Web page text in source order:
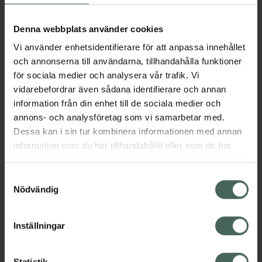
Denna webbplats använder cookies
Vi använder enhetsidentifierare för att anpassa innehållet
och annonserna till användarna, tillhandahålla funktioner
för sociala medier och analysera vår trafik. Vi
vidarebefordrar även sådana identifierare och annan
information från din enhet till de sociala medier och
annons- och analysföretag som vi samarbetar med.
Dessa kan i sin tur kombinera informationen med annan
information som du har tillhandahållit eller som de har
återkalla ditt samtycke via webbplatsens
cookieinställningar. Ett återkallat samtycke påverkar inte
lagligheten av behandling som skett innan återkallelsen.
Nödvändig
Inställningar
återfuktat och mjukt med ökad glans.
Doft: Lätt, livlig doft – med noter av saftiga
bär, ros och sandelträ
Hårtyp: Passar alla hårtyper. Speciellt
framtagen för färgat hår.
Dermatologiskt testad och vegansk
Jämförpris 0,84 kr/ml
EAN:07350001705408
Kategorier:
Veganska produkter
Omdömen Visa